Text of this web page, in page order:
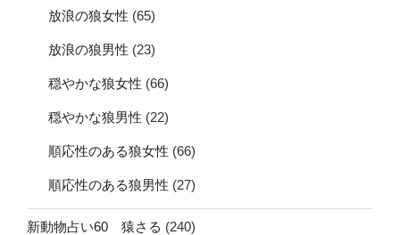
放浪の狼女性 (65)
放浪の狼男性 (23)
穏やかな狼女性 (66)
穏やかな狼男性 (22)
順応性のある狼女性 (66)
順応性のある狼男性 (27)
新動物占い60 猿さる (240)